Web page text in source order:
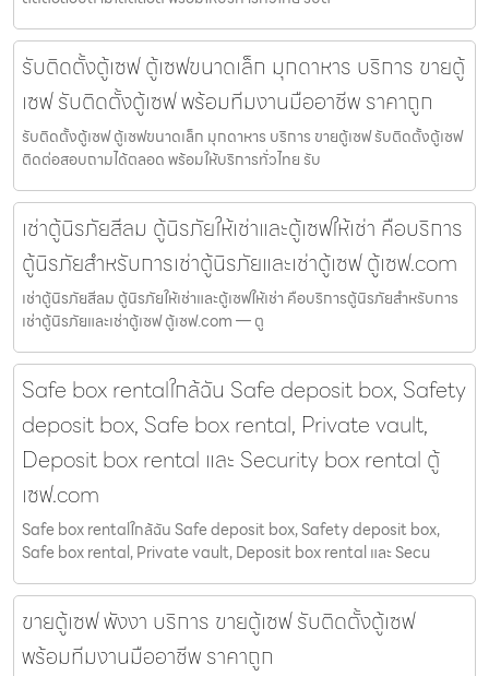
รับติดตั้งตู้เซฟ ตู้เซฟขนาดเล็ก มุกดาหาร บริการ ขายตู้
เซฟ รับติดตั้งตู้เซฟ พร้อมทีมงานมืออาชีพ ราคาถูก
รับติดตั้งตู้เซฟ ตู้เซฟขนาดเล็ก มุกดาหาร บริการ ขายตู้เซฟ รับติดตั้งตู้เซฟ
ติดต่อสอบถามได้ตลอด พร้อมให้บริการทั่วไทย รับ
เช่าตู้นิรภัยสีลม ตู้นิรภัยให้เช่าและตู้เซฟให้เช่า คือบริการ
ตู้นิรภัยสำหรับการเช่าตู้นิรภัยและเช่าตู้เซฟ ตู้เซฟ.com
เช่าตู้นิรภัยสีลม ตู้นิรภัยให้เช่าและตู้เซฟให้เช่า คือบริการตู้นิรภัยสำหรับการ
เช่าตู้นิรภัยและเช่าตู้เซฟ ตู้เซฟ.com — ตู
Safe box rentalใกล้ฉัน Safe deposit box, Safety
deposit box, Safe box rental, Private vault,
Deposit box rental และ Security box rental ตู้
เซฟ.com
Safe box rentalใกล้ฉัน Safe deposit box, Safety deposit box,
Safe box rental, Private vault, Deposit box rental และ Secu
ขายตู้เซฟ พังงา บริการ ขายตู้เซฟ รับติดตั้งตู้เซฟ
พร้อมทีมงานมืออาชีพ ราคาถูก